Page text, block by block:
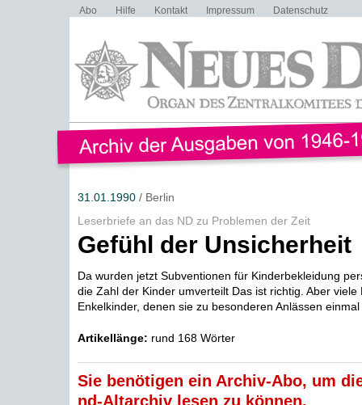
Abo Hilfe Kontakt Impressum Datenschutz
31.01.1990/ Berlin
Leserbriefe an das ND zu Problemen der Zeit
Gefühl der Unsicherheit
Da wurden jetzt Subventionen für Kinderbekleidung
die Zahl der Kinder umverteilt Das ist richtig. Aber viele
Enkelkinder, denen sie zu besonderen Anlässen
Artikellänge: rund 168 Wörter
Sie benötigen ein Archiv-Abo, um
nd-Altarchiv lesen zu können.